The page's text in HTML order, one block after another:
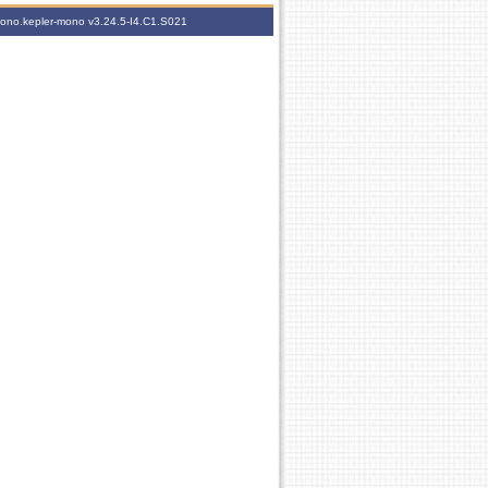
mono v3.24.5-I4.C1.S021